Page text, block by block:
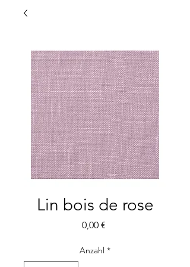
Lin bois de rose
0,00 €Preis
Anzahl *